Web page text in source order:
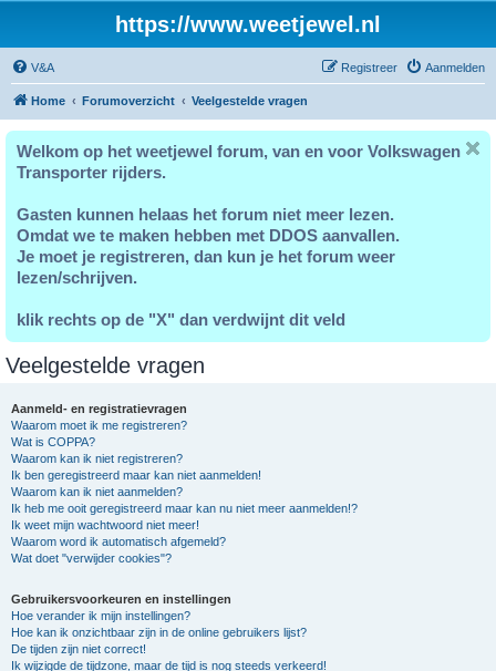
https://www.weetjewel.nl
V&A Aanmelden
Registreer
Home Forumoverzicht Veelgestelde vragen
Welkom op het weetjewel forum, van en voor Volkswagen
Transporter rijders.
Gasten kunnen helaas het forum niet meer lezen.
Omdat we te maken hebben met DDOS aanvallen.
Je moet je registreren, dan kun je het forum weer
lezen/schrijven.
klik rechts op de "X" dan verdwijnt dit veld
Veelgestelde vragen
Aanmeld- en registratievragen
Waarom moet ik me registreren?
Wat is COPPA?
Waarom kan ik niet registreren?
Ik ben geregistreerd maar kan niet aanmelden!
Waarom kan ik niet aanmelden?
Ik heb me ooit geregistreerd maar kan nu niet meer aanmelden!?
Ik weet mijn wachtwoord niet meer!
Waarom word ik automatisch afgemeld?
Wat doet "verwijder cookies"?
Gebruikersvoorkeuren en instellingen
Hoe verander ik mijn instellingen?
Hoe kan ik onzichtbaar zijn in de online gebruikers lijst?
De tijden zijn niet correct!
Ik wijzigde de tijdzone, maar de tijd is nog steeds verkeerd!